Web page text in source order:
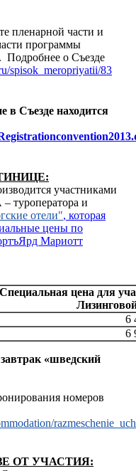
пленарной части и
программы
Подробнее о Съезде
spisok_meropriyatii/83
в Съезде находится
участниками
туроператора и
отели", которая
цены по
Мариотт
Специальная цена для
6
6
«шведский
номеров
ОТ УЧАСТИЯ: